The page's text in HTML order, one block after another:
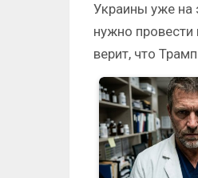
Украины уже на
нужно провести
верит, что